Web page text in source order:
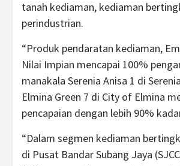
tanah kediaman, kediaman
perindustrian.
“Produk pendaratan kediaman,
Nilai Impian mencapai 100%
manakala Serenia Anisa 1 di
Elmina Green 7 di City of Elmina
pencapaian dengan lebih 90%
“Dalam segmen kediaman
di Pusat Bandar Subang Jaya